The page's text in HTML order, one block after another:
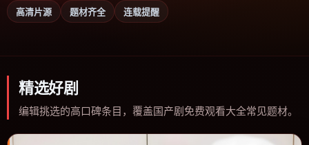
高清片源 题材齐全 连载提醒
精选好剧
编辑挑选的高口碑条目，覆盖国产剧免费观看大全常见题材。